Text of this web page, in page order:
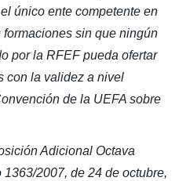
único ente competente en
sin que ningún
por la RFEF pueda ofertar
con la validez a nivel
de la UEFA sobre
Adicional Octava
2007, de 24 de octubre,